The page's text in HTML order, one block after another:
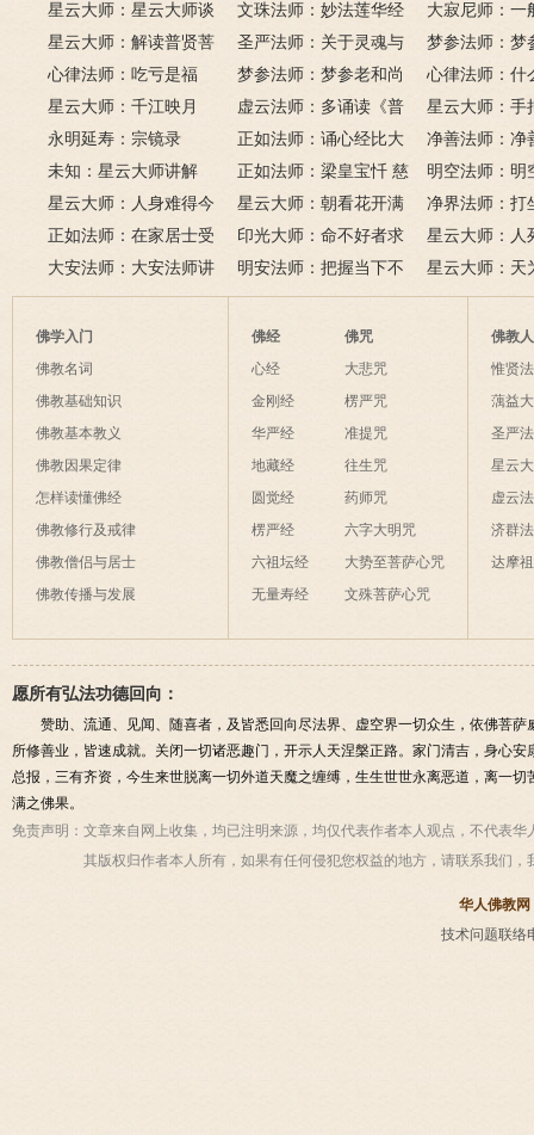
有月，夏有凉风冬有雪；
若无闲事挂心头，便是人
间好时节。
比《大悲咒》更好吗？
话解
星云大师：星云大师谈
《心经》
文珠法师：妙法莲华经
大寂尼师：一
里可以读诵《
吗？
星云大师：解读普贤菩
萨十大愿王（附普贤行愿
品全文）
圣严法师：关于灵魂与
鬼的终极真相
梦参法师：梦
尚：金刚经
心律法师：吃亏是福
梦参法师：梦参老和尚
讲地藏本愿经
心律法师：什
有缘？
星云大师：千江映月
虚云法师：多诵读《普
门品》和《地藏经》
星云大师：手
满田，低头便
六根清净方为
来是向前。
永明延寿：宗镜录
正如法师：诵心经比大
悲咒功德大吗
净善法师：净
看风水与算命
运？
未知：星云大师讲解
正如法师：梁皇宝忏 慈
悲道场
明空法师：明
《心经》中的
星云大师：人身难得今
已得，佛法难闻今已闻；
此身不向今生度，更向何
生度此身？
星云大师：朝看花开满
树红，暮看花落树还空；
若将花比人间事，花与人
间事一同。
净界法师：打
该怎么念佛？
正如法师：在家居士受
五戒可以搭缦衣吗？
印光大师：命不好者求
美好姻缘，有个简单方
法
星云大师：人
是怎样的？
大安法师：大安法师讲
解
明安法师：把握当下不
后悔
星云大师：天
为毡，日月星
夜间不敢长伸
破海底天。
佛学入门
佛教名词
佛教基础知识
佛教基本教义
佛教因果定律
怎样读懂佛经
佛教修行及戒律
佛教僧侣与居士
佛教传播与发展
佛经
心经
金刚经
华严经
地藏经
圆觉经
楞严经
六祖坛经
无量寿经
佛咒
大悲咒
楞严咒
准提咒
往生咒
药师咒
六字大明咒
大势至菩萨心咒
文殊菩萨心咒
佛教
惟贤
蕅益
圣严
星云
虚云
济群
达摩
愿所有弘法功德回向：
赞助、流通、见闻、随喜者，及皆悉回向尽法界、虚空界一切众生，依佛菩
所修善业，皆速成就。关闭一切诸恶趣门，开示人天涅槃正路。家门清吉，身心
总报，三有齐资，今生来世脱离一切外道天魔之缠缚，生生世世永离恶道，离一
满之佛果。
免责声明： 文章来自网上收集，均已注明来源，均仅代表作者本人观点，不代表
其版权归作者本人所有，如果有任何侵犯您权益的地方，请联系我们，
华人佛教网
技术问题联络